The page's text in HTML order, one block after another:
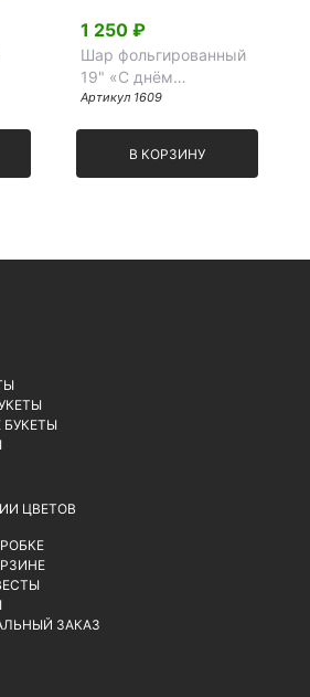
1 250 ₽
Шар фольгированный
19" «С днём
рождения»,
Артикул 1609
В КОРЗИНУ
БУКЕТЫ
ЦВЕТОВ
ЗАКАЗ